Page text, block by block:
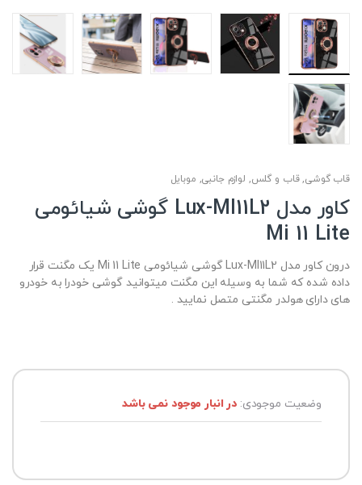
قاب گوشی,قاب و گلس, لوازم جانبی, موبایل
کاور مدل Lux-MI11L2 گوشی شیائومی
Mi 11 Lite
درون کاور مدل Lux-MI11L2 گوشی شیائومی Mi 11 Lite یک مگنت قرار
داده شده که شما به وسیله این مگنت میتوانید گوشی خودرا به خودرو
های دارای هولدر مگنتی متصل نمایید .
وضعیت موجودی:در انبار موجود نمی باشد